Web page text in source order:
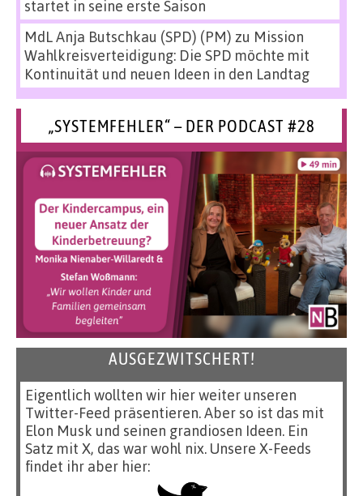
startet in seine erste Saison
MdL Anja Butschkau (SPD) (PM) zu Mission
Wahlkreisverteidigung: Die SPD möchte mit
Kontinuität und neuen Ideen in den Landtag
„SYSTEMFEHLER“ – DER PODCAST #28
AUSGEZWITSCHERT!
Eigentlich wollten wir hier weiter unseren
Twitter-Feed präsentieren. Aber so ist das mit
Elon Musk und seinen grandiosen Ideen. Ein
Satz mit X, das war wohl nix. Unsere X-Feeds
findet ihr aber hier: